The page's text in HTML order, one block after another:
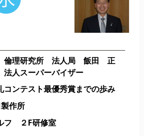
）倫理研究所 法人局 飯田 正
人スーパーバイザー
コンテスト最優秀賞までの歩み
作所
フ ２F研修室